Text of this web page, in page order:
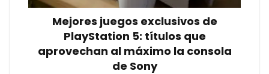
Mejores juegos exclusivos de
PlayStation 5: títulos que
aprovechan al máximo la consola
de Sony